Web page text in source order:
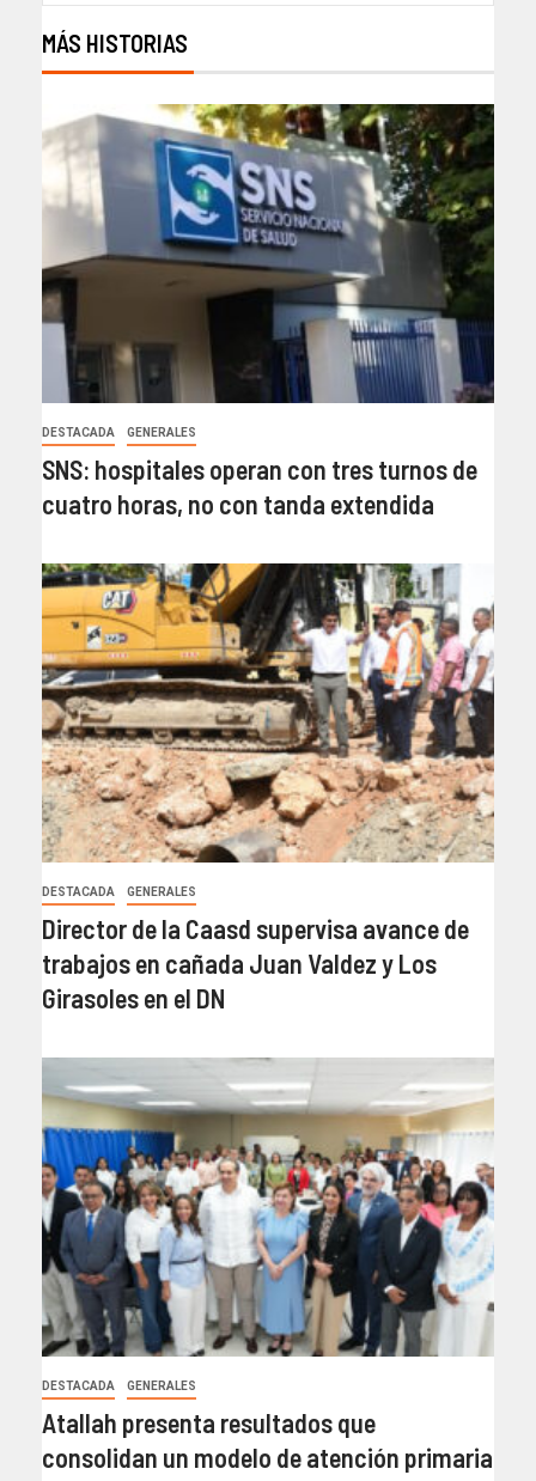
MÁS HISTORIAS
DESTACADA GENERALES
SNS: hospitales operan con tres turnos de
cuatro horas, no con tanda extendida
DESTACADA GENERALES
Director de la Caasd supervisa avance de
trabajos en cañada Juan Valdez y Los
Girasoles en el DN
DESTACADA GENERALES
Atallah presenta resultados que
consolidan un modelo de atención primaria